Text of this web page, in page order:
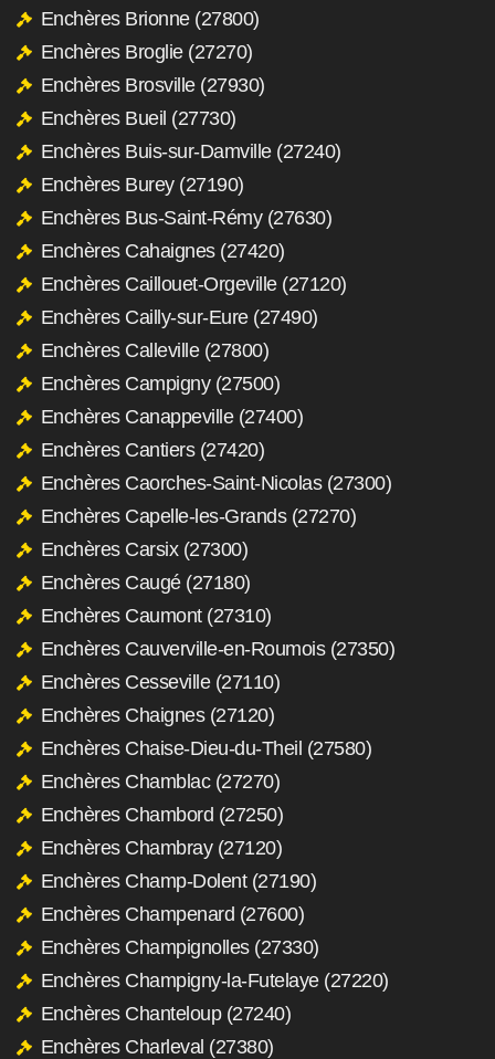
Enchères Brionne (27800)
Enchères Broglie (27270)
Enchères Brosville (27930)
Enchères Bueil (27730)
Enchères Buis-sur-Damville (27240)
Enchères Burey (27190)
Enchères Bus-Saint-Rémy (27630)
Enchères Cahaignes (27420)
Enchères Caillouet-Orgeville (27120)
Enchères Cailly-sur-Eure (27490)
Enchères Calleville (27800)
Enchères Campigny (27500)
Enchères Canappeville (27400)
Enchères Cantiers (27420)
Enchères Caorches-Saint-Nicolas (27300)
Enchères Capelle-les-Grands (27270)
Enchères Carsix (27300)
Enchères Caugé (27180)
Enchères Caumont (27310)
Enchères Cauverville-en-Roumois (27350)
Enchères Cesseville (27110)
Enchères Chaignes (27120)
Enchères Chaise-Dieu-du-Theil (27580)
Enchères Chamblac (27270)
Enchères Chambord (27250)
Enchères Chambray (27120)
Enchères Champ-Dolent (27190)
Enchères Champenard (27600)
Enchères Champignolles (27330)
Enchères Champigny-la-Futelaye (27220)
Enchères Chanteloup (27240)
Enchères Charleval (27380)